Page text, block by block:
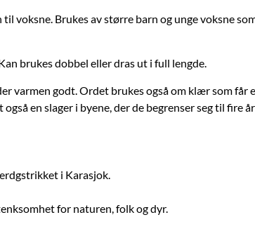
voksne. Brukes av større barn og unge voksne
brukes dobbel eller dras ut i full lengde.
varmen godt. Ordet brukes også om klær som
en slager i byene, der de begrenser seg til fire
i Karasjok.
for naturen, folk og dyr.